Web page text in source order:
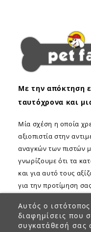
Με την απόκτηση
ταυτόχρονα και
Μία σχέση η οποία
αξιοπιστία στην
αναγκών των πιστών
γνωρίζουμε ότι τα
και για αυτό τους
για την προτίμηση
Αυτός ο
διαφημίσεις που
συγκατάθεσή σας